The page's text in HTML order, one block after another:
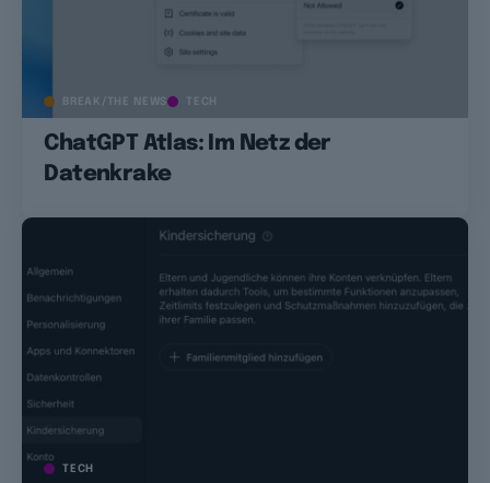
BREAK/THE NEWS TECH
ChatGPT Atlas: Im Netz der
Datenkrake
TECH